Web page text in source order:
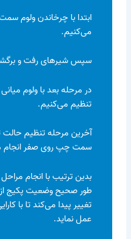
ابتدا با چرخاندن ولوم
می‌کنیم.
سپس شیرهای رفت و برگشت
در مرحله بعد با ولوم
تنظیم می‌کنیم.
آخرین مرحله تنظیم حالت
سمت چپ روی صفر انجام
بدین ترتیب با انجام
طور صحیح وضعیت پکیج از
تغییر پیدا می‌کند تا با
عمل نماید.